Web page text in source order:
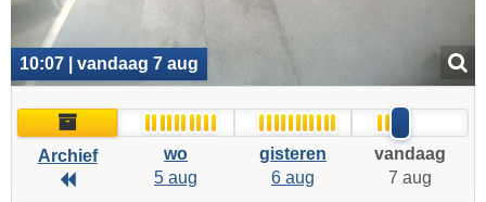
10:07 | vandaag 7 aug
Archief
Archief
Archief
wo
5 aug
gisteren
6 aug
vandaag
7 aug